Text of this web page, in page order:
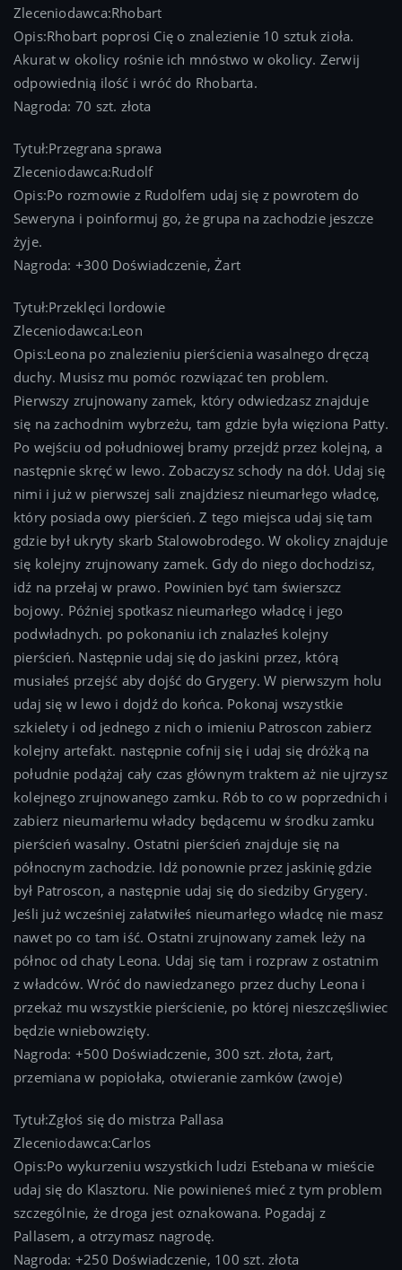
Zleceniodawca:Rhobart
Opis:Rhobart poprosi Cię o znalezienie 10 sztuk zioła.
Akurat w okolicy rośnie ich mnóstwo w okolicy. Zerwij
odpowiednią ilość i wróć do Rhobarta.
Nagroda: 70 szt. złota
Tytuł:Przegrana sprawa
Zleceniodawca:Rudolf
Opis:Po rozmowie z Rudolfem udaj się z powrotem do
Seweryna i poinformuj go, że grupa na zachodzie jeszcze
żyje.
Nagroda: +300 Doświadczenie, Żart
Tytuł:Przeklęci lordowie
Zleceniodawca:Leon
Opis:Leona po znalezieniu pierścienia wasalnego dręczą
duchy. Musisz mu pomóc rozwiązać ten problem.
Pierwszy zrujnowany zamek, który odwiedzasz znajduje
się na zachodnim wybrzeżu, tam gdzie była więziona Patty.
Po wejściu od południowej bramy przejdź przez kolejną, a
następnie skręć w lewo. Zobaczysz schody na dół. Udaj się
nimi i już w pierwszej sali znajdziesz nieumarłego władcę,
który posiada owy pierścień. Z tego miejsca udaj się tam
gdzie był ukryty skarb Stalowobrodego. W okolicy znajduje
się kolejny zrujnowany zamek. Gdy do niego dochodzisz,
idź na przełaj w prawo. Powinien być tam świerszcz
bojowy. Później spotkasz nieumarłego władcę i jego
podwładnych. po pokonaniu ich znalazłeś kolejny
pierścień. Następnie udaj się do jaskini przez, którą
musiałeś przejść aby dojść do Grygery. W pierwszym holu
udaj się w lewo i dojdź do końca. Pokonaj wszystkie
szkielety i od jednego z nich o imieniu Patroscon zabierz
kolejny artefakt. następnie cofnij się i udaj się dróżką na
południe podążaj cały czas głównym traktem aż nie ujrzysz
kolejnego zrujnowanego zamku. Rób to co w poprzednich i
zabierz nieumarłemu władcy będącemu w środku zamku
pierścień wasalny. Ostatni pierścień znajduje się na
północnym zachodzie. Idź ponownie przez jaskinię gdzie
był Patroscon, a następnie udaj się do siedziby Grygery.
Jeśli już wcześniej załatwiłeś nieumarłego władcę nie masz
nawet po co tam iść. Ostatni zrujnowany zamek leży na
północ od chaty Leona. Udaj się tam i rozpraw z ostatnim
z władców. Wróć do nawiedzanego przez duchy Leona i
przekaż mu wszystkie pierścienie, po której nieszczęśliwiec
będzie wniebowzięty.
Nagroda: +500 Doświadczenie, 300 szt. złota, żart,
przemiana w popiołaka, otwieranie zamków (zwoje)
Tytuł:Zgłoś się do mistrza Pallasa
Zleceniodawca:Carlos
Opis:Po wykurzeniu wszystkich ludzi Estebana w mieście
udaj się do Klasztoru. Nie powinieneś mieć z tym problem
szczególnie, że droga jest oznakowana. Pogadaj z
Pallasem, a otrzymasz nagrodę.
Nagroda: +250 Doświadczenie, 100 szt. złota